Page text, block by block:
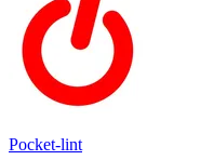
Pocket-lint